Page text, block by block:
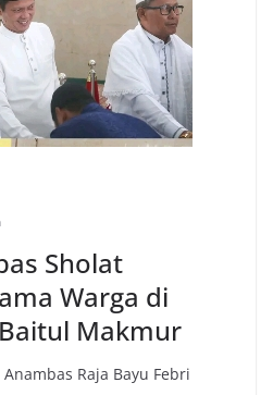
Sholat
Warga di
Makmur
Raja Bayu Febri